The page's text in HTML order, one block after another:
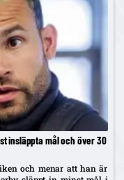
insläppta mål och över 30
och menar att han är